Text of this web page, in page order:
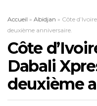
Accueil » Abidjan » Côte
deuxième anniversaire.
Côte
Dabali
deuxième